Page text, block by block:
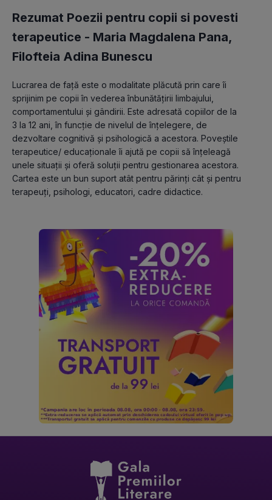
Rezumat Poezii pentru copii si povesti
terapeutice - Maria Magdalena Pana,
Filofteia Adina Bunescu
Lucrarea de față este o modalitate plăcută prin care îi
sprijinim pe copii în vederea înbunătățirii limbajului,
comportamentului și gândirii. Este adresată copiilor de la
3 la 12 ani, în funcție de nivelul de înțelegere, de
dezvoltare cognitivă și psihologică a acestora. Poveștile
terapeutice/ educaționale îi ajută pe copii să înțeleagă
unele situații și oferă soluții pentru gestionarea acestora.
Cartea este un bun suport atât pentru părinți cât și pentru
terapeuți, psihologi, educatori, cadre didactice.